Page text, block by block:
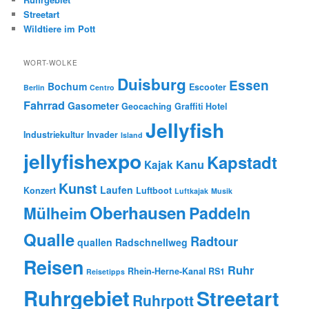
Streetart
Wildtiere im Pott
WORT-WOLKE
Berlin Bochum Centro Duisburg Escooter Essen
Fahrrad Gasometer Geocaching Graffiti Hotel
Industriekultur Invader Island Jellyfish
jellyfishexpo Kajak Kanu Kapstadt
Konzert Kunst Laufen Luftboot Luftkajak Musik
MülheimOberhausenPaddeln
Qualle quallen Radschnellweg Radtour
Reisen Reisetipps Rhein-Herne-Kanal RS1 Ruhr
Ruhrgebiet RuhrpottStreetart